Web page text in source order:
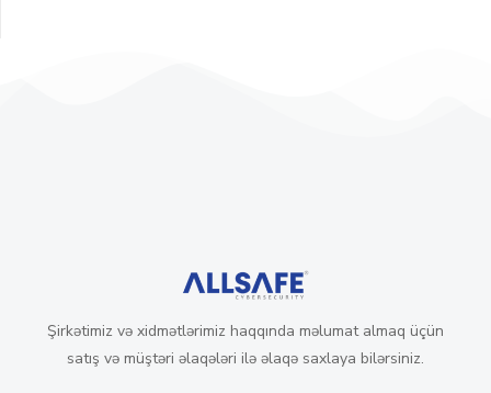
Şirkətimiz və xidmətlərimiz haqqında məlumat almaq üçün
satış və müştəri əlaqələri ilə əlaqə saxlaya bilərsiniz.